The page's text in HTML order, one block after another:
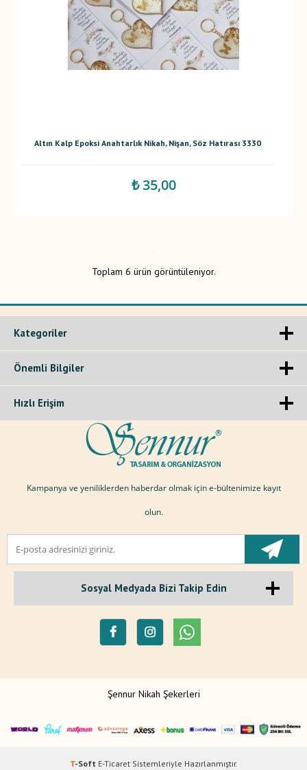
Altın Kalp Epoksi Anahtarlık Nikah, Nişan, Söz Hatırası 3330
₺ 35,00
Toplam 6 ürün görüntüleniyor.
Kategoriler
Önemli Bilgiler
Hızlı Erişim
Kampanya ve yeniliklerden haberdar olmak için e-bültenimize kayıt
olun.
Sosyal Medyada Bizi Takip Edin
Şennur Nikah Şekerleri
T-Soft E-TicaretSistemleriyle Hazırlanmıştır.